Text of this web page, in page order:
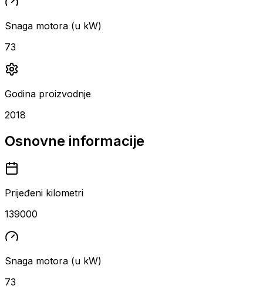
Snaga motora (u kW)
73
Godina proizvodnje
2018
Osnovne informacije
Prijeđeni kilometri
139000
Snaga motora (u kW)
73